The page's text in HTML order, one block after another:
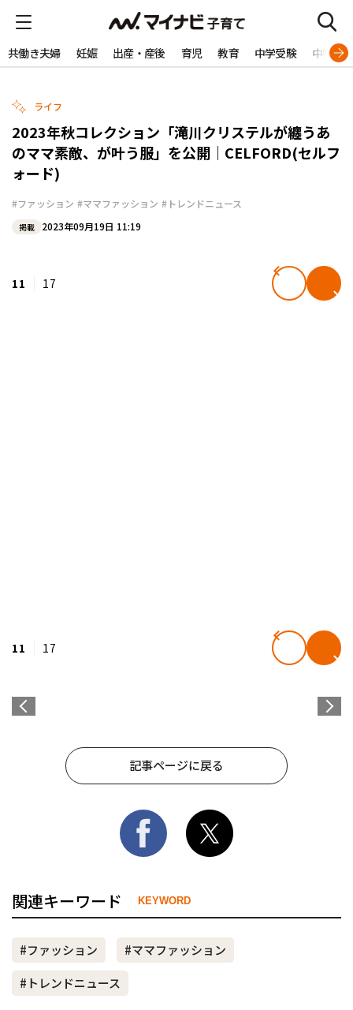
共働き夫婦 妊娠 出産・産後 育児 教育 中学受験 中学生
ライフ
2023年秋コレクション「滝川クリステルが纏うあ
のママ素敵、が叶う服」を公開｜CELFORD(セルフ
ォード)
#ファッション #ママファッション #トレンドニュース
掲載 2023年09月19日 11:19
11 17
11 17
記事ページに戻る
関連キーワード KEYWORD
#ファッション
#ママファッション
#トレンドニュース